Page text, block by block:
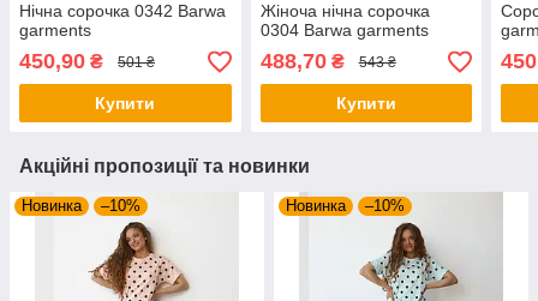
Нічна сорочка 0342 Barwa
garments
450,90 ₴ 501 ₴
Купити
Жіноча нічна сорочка
0304 Barwa garments
488,70₴ 543 ₴
Купити
Акційні пропозиції та новинки
Новинка –10% Новинка –10%